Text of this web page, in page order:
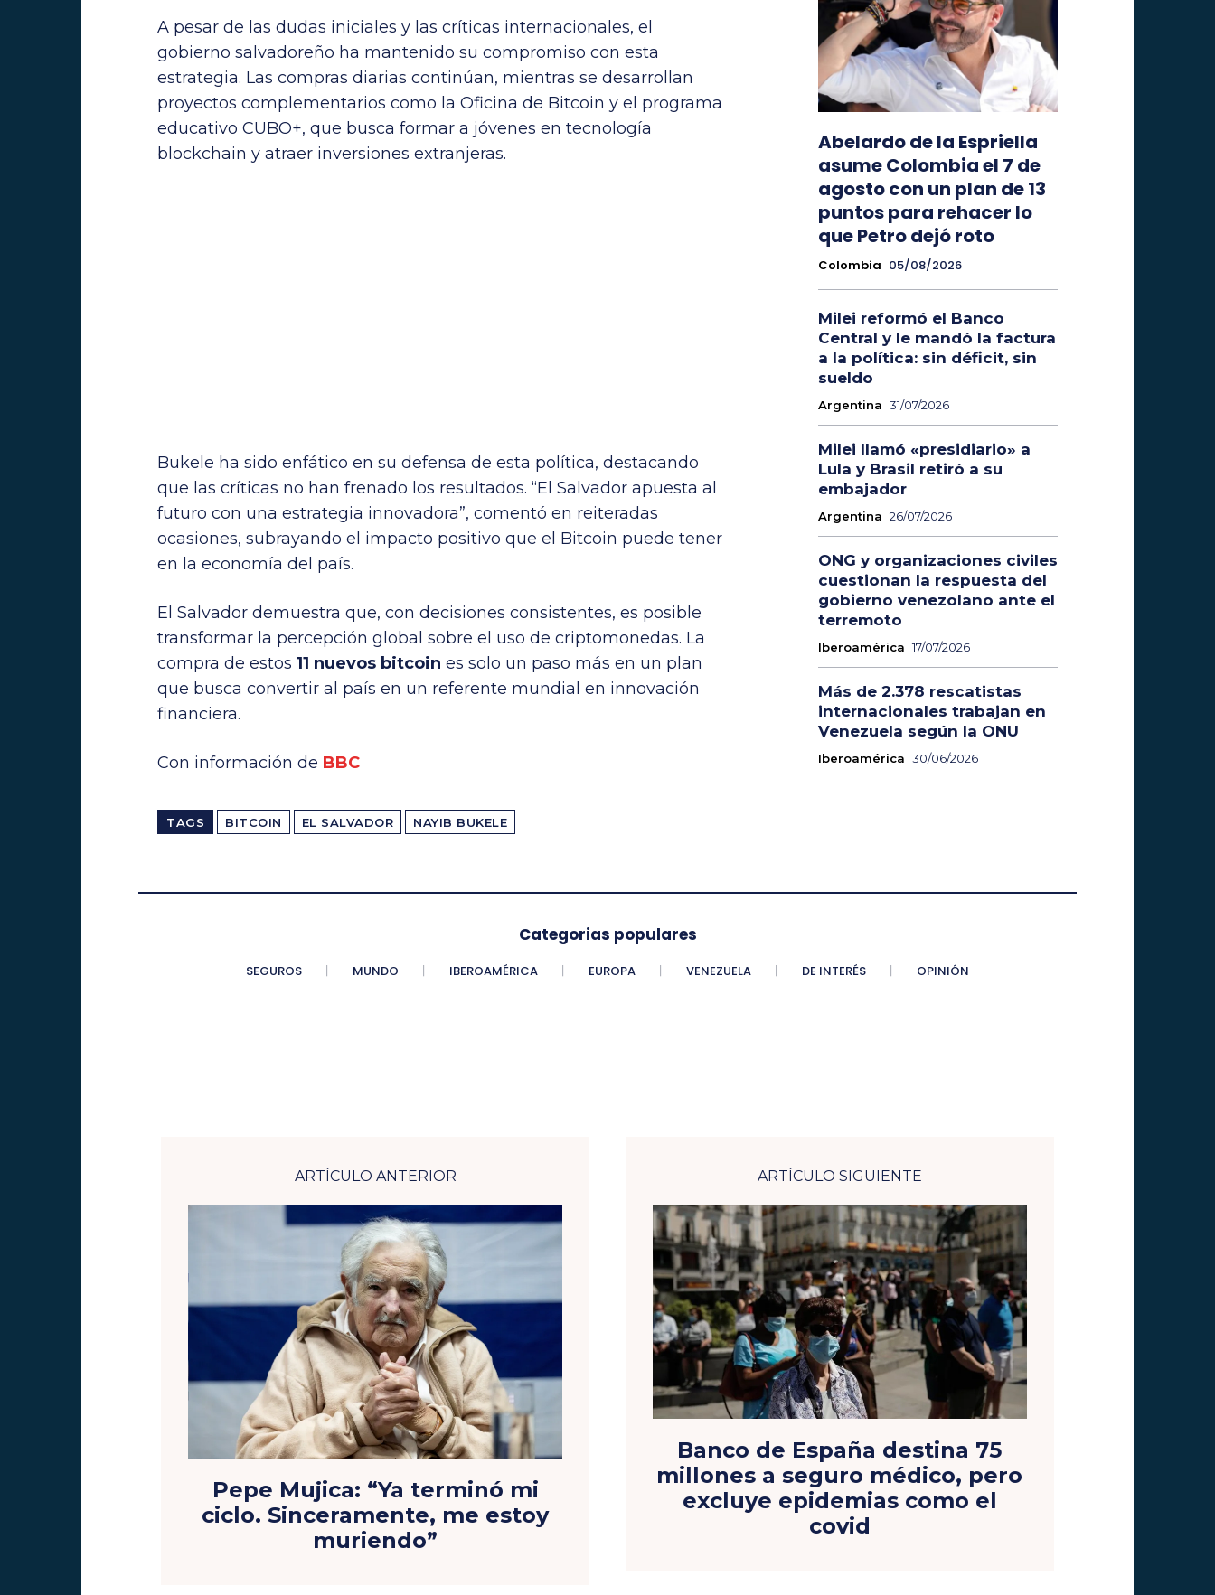
A pesar de las dudas iniciales y las críticas internacionales, el
gobierno salvadoreño ha mantenido su compromiso con esta
estrategia. Las compras diarias continúan, mientras se desarrollan
proyectos complementarios como la Oficina de Bitcoin y el programa
educativo CUBO+, que busca formar a jóvenes en tecnología
blockchain y atraer inversiones extranjeras.
Bukele ha sido enfático en su defensa de esta política, destacando
que las críticas no han frenado los resultados. “El Salvador apuesta al
futuro con una estrategia innovadora”, comentó en reiteradas
ocasiones, subrayando el impacto positivo que el Bitcoin puede tener
en la economía del país.
El Salvador demuestra que, con decisiones consistentes, es posible
transformar la percepción global sobre el uso de criptomonedas. La
compra de estos 11 nuevos bitcoin es solo un paso más en un plan
que busca convertir al país en un referente mundial en innovación
financiera.
Con información de BBC
TAGS BITCOIN EL SALVADOR NAYIB BUKELE
Abelardo de la Espriella
asume Colombia el 7 de
agosto con un plan de 13
puntos para rehacer lo
que Petro dejó roto
Colombia 05/08/2026
Milei reformó el Banco
Central y le mandó la factura
a la política: sin déficit, sin
sueldo
Argentina 31/07/2026
Milei llamó «presidiario» a
Lula y Brasil retiró a su
embajador
Argentina 26/07/2026
ONG y organizaciones civiles
cuestionan la respuesta del
gobierno venezolano ante el
terremoto
Iberoamérica 17/07/2026
Más de 2.378 rescatistas
internacionales trabajan en
Venezuela según la ONU
Iberoamérica 30/06/2026
Categorias populares
SEGUROS MUNDO IBEROAMÉRICA EUROPA VENEZUELA DE INTERÉS OPINIÓN
ARTÍCULO ANTERIOR
Pepe Mujica: “Ya terminó mi
ciclo. Sinceramente, me estoy
muriendo”
ARTÍCULO SIGUIENTE
Banco de España destina 75
millones a seguro médico, pero
excluye epidemias como el
covid